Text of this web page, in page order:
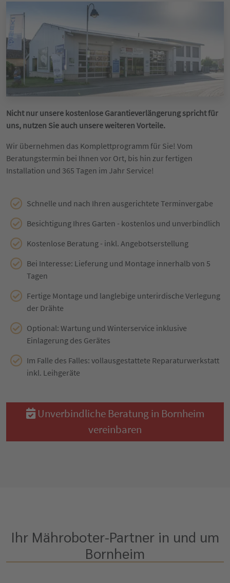
Nicht nur unsere kostenlose Garantieverlängerung spricht für
uns, nutzen Sie auch unsere weiteren Vorteile.
Wir übernehmen das Komplettprogramm für Sie! Vom
Beratungstermin bei Ihnen vor Ort, bis hin zur fertigen
Installation und 365 Tagen im Jahr Service!
Schnelle und nach Ihren ausgerichtete Terminvergabe
Besichtigung Ihres Garten - kostenlos und unverbindlich
Kostenlose Beratung - inkl. Angebotserstellung
Bei Interesse: Lieferung und Montage innerhalb von 5
Tagen
Fertige Montage und langlebige unterirdische Verlegung
der Drähte
Optional: Wartung und Winterservice inklusive
Einlagerung des Gerätes
Im Falle des Falles: vollausgestattete Reparaturwerkstatt
inkl. Leihgeräte
Unverbindliche Beratung in Bornheim
vereinbaren
Ihr Mähroboter-Partner in und um
Bornheim